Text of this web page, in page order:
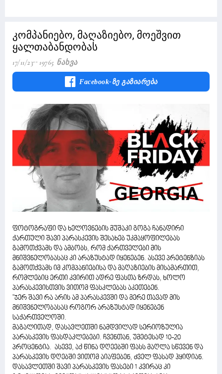
კომპანიებო, მაღაზიებო, მოეშვით
ყალთაბანდობას
17/11/23 19765 Ნახვა
Facebook-Ზე Გაზიარება
ფოტოგრაფი და ხელოვნების მუშაკი გოგა ჩანადირი
ქართული შავი პარასკევის შესახებ უკმაყოფილებას
გამოთქვამს და ამბობს, რომ ქართველები მის
მნიშვნელობასაც კი არაზუსტად იყენებენ. ასევე პრეტენზიას
გამოთქვამს იმ კომპანიებისა და მაღაზიების მისამართით,
რომლებიც ერთი კვირით ადრე ფასთა ზრდას, ხოლო
პარასკევისთვის ვითომ ფასკლებას აკეთებენ.
"ჯერ შავი რა არის ამ პარასკევში და მერე თავად მის
მნიშვნელობასაც როგორ არაზუსტად იყენებენ
საქართველოში.
მაგალითად, დასავლეთში ნამდვილად სერიოზულია
პარასკევის ფასდაკლებები. ჩვენთან, უმეტესად 10-20
პროცენტია. ასევე, აქ წინა დღეებში ფასს მაღლა სწევენ და
პარასკევის დღებში ვითომ აიაფებენ, ძველ ფასად ჰყიდიან.
დასავლეთში შავი პარასკევის ფასები 1 კვირაც კი